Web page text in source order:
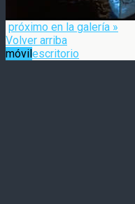
próximo en la galería »
Volver arriba
móvilescritorio